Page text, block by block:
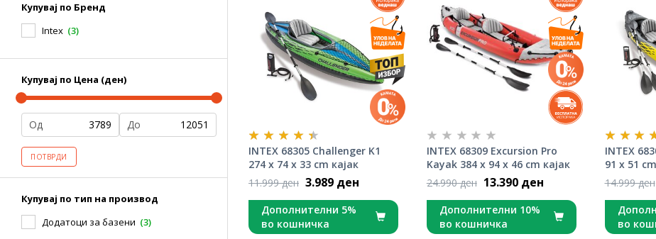
Купувај по Бренд
Intex (3)
Купувај по Цена (ден)
Од До
ПОТВРДИ
Купувај по тип на производ
Додатоци за базени (3)
INTEX 68305 Challenger K1
274 x 74 x 33 cm кајак
11.999 ден 3.989 ден
Дополнителни 5%
во кошничка
INTEX 68309 Excursion Pro
Kayak 384 x 94 x 46 cm кајак
24.990 ден 13.390 ден
Дополнителни 10%
во кошничка
INTEX
91 x 51
14.999 ден
во